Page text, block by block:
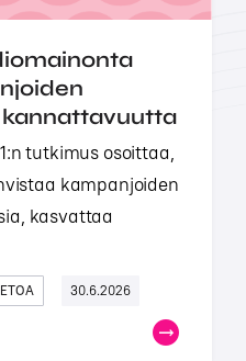
tutkimus osoittaa,
kampanjoiden
kasvattaa
30.6.2026